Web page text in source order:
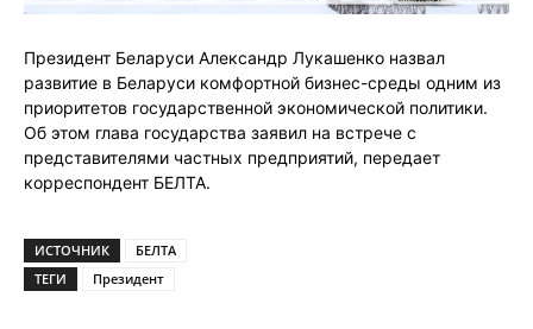
Президент Беларуси Александр Лукашенко назвал
развитие в Беларуси комфортной бизнес-среды одним из
приоритетов государственной экономической политики.
Об этом глава государства заявил на встрече с
представителями частных предприятий, передает
корреспондент БЕЛТА.
ИСТОЧНИК
БЕЛТА
ТЕГИ
Президент